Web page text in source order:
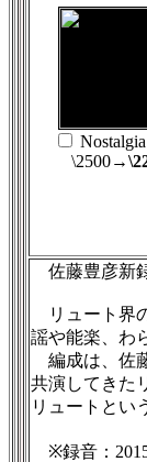
\2500
佐藤豊彦新
リュート界
謡や能楽、わ
編成は、佐
共演してきた
リュートとい
※録音：2015